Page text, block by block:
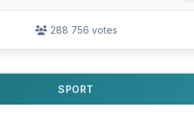
288 756 votes
SPORT